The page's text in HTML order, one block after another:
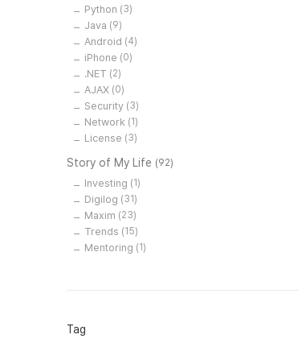
Python (3)
Java (9)
Android (4)
iPhone (0)
.NET (2)
AJAX (0)
Security (3)
Network (1)
License (3)
Story of My Life (92)
Investing (1)
Digilog (31)
Maxim (23)
Trends (15)
Mentoring (1)
Tag